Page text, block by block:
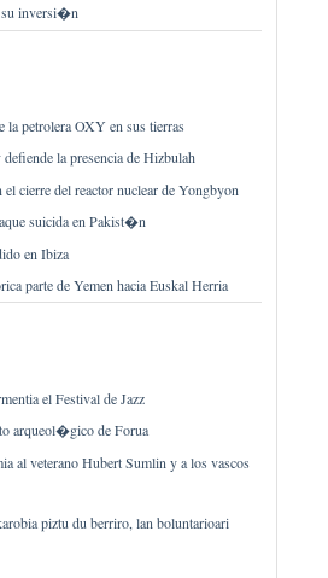
su inversi�n
la petrolera OXY en sus tierras
la presencia de Hizbulah
cierre del reactor nuclear de Yongbyon
suicida en Pakist�n
en Ibiza
parte de Yemen hacia Euskal Herria
el Festival de Jazz
arqueol�gico de Forua
al veterano Hubert Sumlin y a los vascos
piztu du berriro, lan boluntarioari